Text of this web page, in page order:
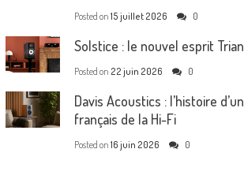
Posted on 15 juillet 2026 0
Solstice : le nouvel esprit
Posted on 22 juin 2026 0
Davis Acoustics : l’histoire
français de la Hi-Fi
Posted on 16 juin 2026 0